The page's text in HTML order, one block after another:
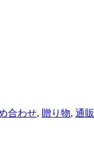
合わせ, 贈り物, 通販